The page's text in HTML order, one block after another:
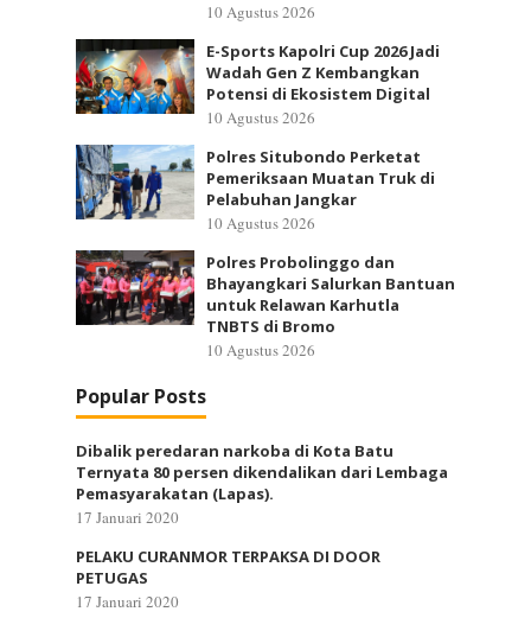
10 Agustus 2026
E-Sports Kapolri Cup 2026 Jadi
Wadah Gen Z Kembangkan
Potensi di Ekosistem Digital
10 Agustus 2026
Polres Situbondo Perketat
Pemeriksaan Muatan Truk di
Pelabuhan Jangkar
10 Agustus 2026
Polres Probolinggo dan
Bhayangkari Salurkan Bantuan
untuk Relawan Karhutla
TNBTS di Bromo
10 Agustus 2026
Popular Posts
Dibalik peredaran narkoba di Kota Batu
Ternyata 80 persen dikendalikan dari Lembaga
Pemasyarakatan (Lapas).
17 Januari 2020
PELAKU CURANMOR TERPAKSA DI DOOR
PETUGAS
17 Januari 2020